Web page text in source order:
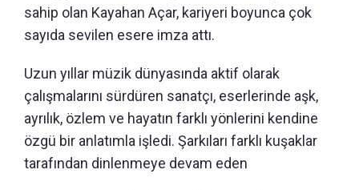
sahip olan Kayahan Açar, kariyeri boyunca çok
sayıda sevilen esere imza attı.
Uzun yıllar müzik dünyasında aktif olarak
çalışmalarını sürdüren sanatçı, eserlerinde aşk,
ayrılık, özlem ve hayatın farklı yönlerini kendine
özgü bir anlatımla işledi. Şarkıları farklı kuşaklar
tarafından dinlenmeye devam eden